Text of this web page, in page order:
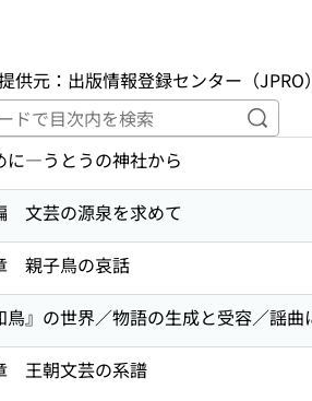
供元：出版情報登録センター（JPRO）
キーワ
に―うとうの神社から
芸の源泉を求めて
親子鳥の哀話
鳥』の世界／物語の生成と受容／謡
王朝文芸の系譜